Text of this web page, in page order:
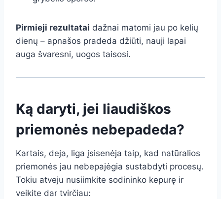
Pirmieji rezultatai dažnai matomi jau po kelių
dienų – apnašos pradeda džiūti, nauji lapai
auga švaresni, uogos taisosi.
Ką daryti, jei liaudiškos
priemonės nebepadeda?
Kartais, deja, liga įsisenėja taip, kad natūralios
priemonės jau nebepajėgia sustabdyti procesų.
Tokiu atveju nusiimkite sodininko kepurę ir
veikite dar tvirčiau: